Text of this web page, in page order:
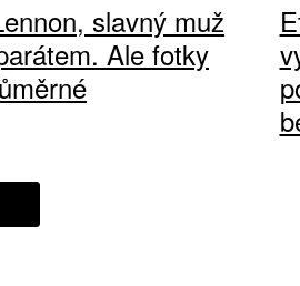
slavný muž
Ale fotky